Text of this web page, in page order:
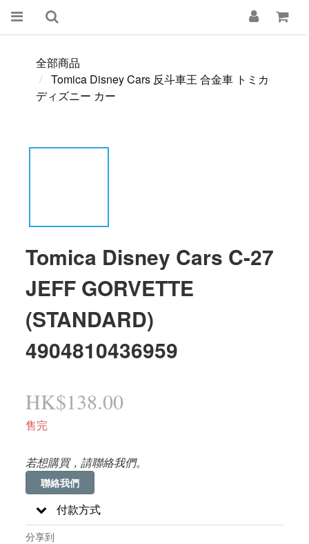
全部商品
Tomica Disney Cars 反斗車王 合金車 トミカ
ディズニー カー
Tomica Disney Cars C-27
JEFF GORVETTE
(STANDARD)
4904810436959
HK$138.00
售完
若想購買，請聯絡我們。
聯絡我們
付款方式
分享到